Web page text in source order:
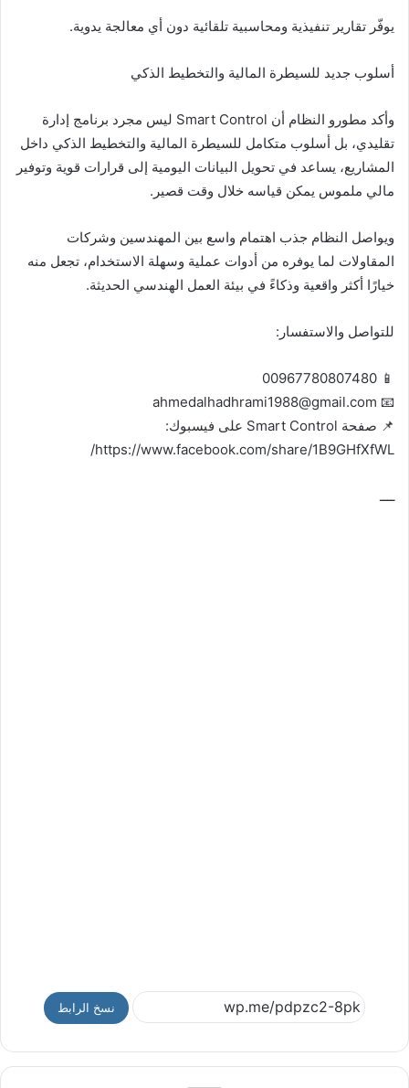
يوفّر تقارير تنفيذية ومحاسبية تلقائية دون أي معالجة يدوية.
أسلوب جديد للسيطرة المالية والتخطيط الذكي
وأكد مطورو النظام أن Smart Control ليس مجرد برنامج إدارة
تقليدي، بل أسلوب متكامل للسيطرة المالية والتخطيط الذكي داخل
المشاريع، يساعد في تحويل البيانات اليومية إلى قرارات قوية وتوفير
مالي ملموس يمكن قياسه خلال وقت قصير.
ويواصل النظام جذب اهتمام واسع بين المهندسين وشركات
المقاولات لما يوفره من أدوات عملية وسهلة الاستخدام، تجعل منه
خيارًا أكثر واقعية وذكاءً في بيئة العمل الهندسي الحديثة.
للتواصل والاستفسار:
📱 00967780807480
📧 ahmedalhadhrami1988@gmail.com
📌 صفحة Smart Control على فيسبوك:
https://www.facebook.com/share/1B9GHfXfWL/
ــــ
نسخ الرابط